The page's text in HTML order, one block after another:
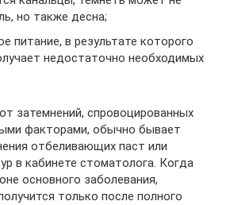
но также десна;
питание, в результате которого
недостаточно необходимых
затемнений, спровоцированных
факторами, обычно бывает
отбеливающих паст или
в кабинете стоматолога. Когда
основного заболевания,
только после полного